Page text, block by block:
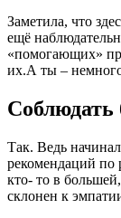
Заметила, что
ещё
«помогающих»
их.А ты – немного
Соблюдать
Так. Ведь
рекомендаций по
кто- то в
склонен к